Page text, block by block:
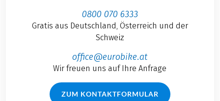
0800 070 6333
Gratis aus Deutschland, Österreich und der
Schweiz
office@eurobike.at
Wir freuen uns auf Ihre Anfrage
ZUM KONTAKTFORMULAR